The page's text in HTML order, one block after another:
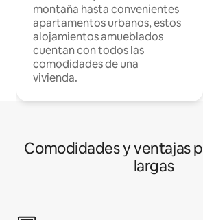
montaña hasta convenientes
apartamentos urbanos, estos
alojamientos amueblados
cuentan con todos las
comodidades de una
vivienda.
Comodidades y ventajas
largas